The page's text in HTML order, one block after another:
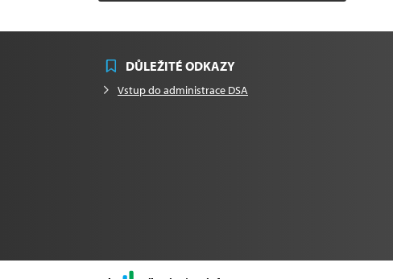
DŮLEŽITÉ ODKAZY
Vstup do administrace DSA